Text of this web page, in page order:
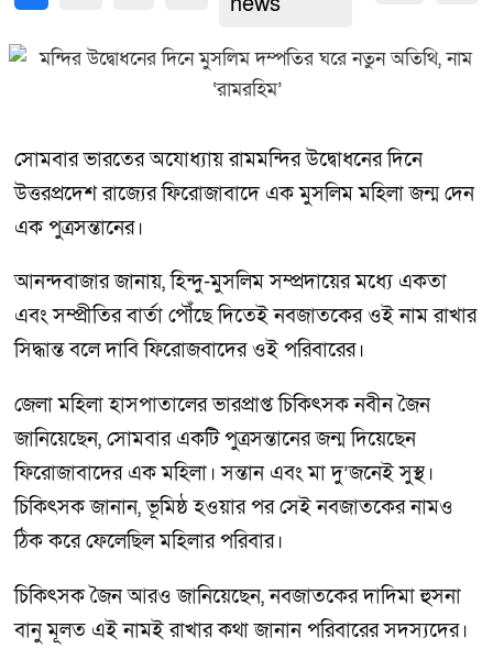
সোমবার ভারতের অযোধ্যায় রামমন্দির উদ্বোধনের দিনে
উত্তরপ্রদেশ রাজ্যের ফিরোজাবাদে এক মুসলিম মহিলা জন্ম দেন
এক পুত্রসন্তানের।
আনন্দবাজার জানায়, হিন্দু-মুসলিম সম্প্রদায়ের মধ্যে একতা
এবং সম্প্রীতির বার্তা পৌঁছে দিতেই নবজাতকের ওই নাম রাখার
সিদ্ধান্ত বলে দাবি ফিরোজবাদের ওই পরিবারের।
জেলা মহিলা হাসপাতালের ভারপ্রাপ্ত চিকিৎসক নবীন জৈন
জানিয়েছেন, সোমবার একটি পুত্রসন্তানের জন্ম দিয়েছেন
ফিরোজাবাদের এক মহিলা। সন্তান এবং মা দু’জনেই সুস্থ।
চিকিৎসক জানান, ভূমিষ্ঠ হওয়ার পর সেই নবজাতকের নামও
ঠিক করে ফেলেছিল মহিলার পরিবার।
চিকিৎসক জৈন আরও জানিয়েছেন, নবজাতকের দাদিমা হুসনা
বানু মূলত এই নামই রাখার কথা জানান পরিবারের সদস্যদের।